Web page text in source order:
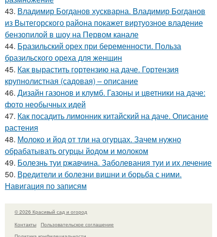
43. Владимир Богданов хускварна. Владимир Богданов
из Вытегорского района покажет виртуозное владение
бензопилой в шоу на Первом канале
44. Бразильский орех при беременности. Польза
бразильского ореха для женщин
45. Как вырастить гортензию на даче. Гортензия
крупнолистная (садовая) – описание
46. Дизайн газонов и клумб. Газоны и цветники на даче:
фото необычных идей
47. Как посадить лимонник китайский на даче. Описание
растения
48. Молоко и йод от тли на огурцах. Зачем нужно
обрабатывать огурцы йодом и молоком
49. Болезнь туи ржавчина. Заболевания туи и их лечение
50. Вредители и болезни вишни и борьба с ними.
Навигация по записям
© 2026 Красивый сад и огород
Контакты
Пользовательское соглашение